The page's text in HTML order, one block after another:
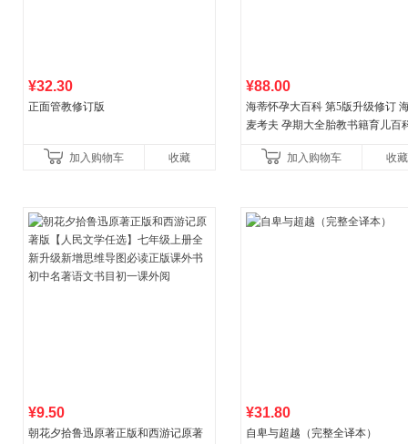
¥32.30
正面管教修订版
加入购物车 收藏
¥88.00
海蒂怀孕大百科 第5版升级修订
麦考夫 孕期大全胎教书籍育儿百
健养生百科读物当
加入购物车 收藏
¥9.50
朝花夕拾鲁迅原著正版和西游记原著
¥31.80
自卑与超越（完整全译本）